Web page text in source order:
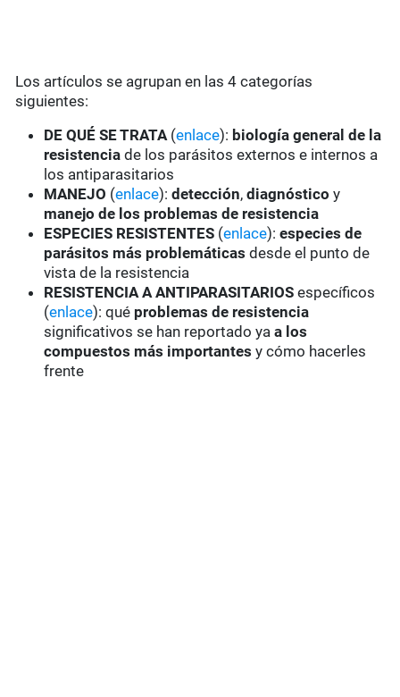
Los artículos se agrupan en las 4 categorías
siguientes:
DE QUÉ SE TRATA (enlace): biología general de la
resistencia de los parásitos externos e internos a
los antiparasitarios
MANEJO (enlace): detección,diagnóstico y
manejo de los problemas de resistencia
ESPECIES RESISTENTES (enlace): especies de
parásitos más problemáticas desde el punto de
vista de la resistencia
RESISTENCIA A ANTIPARASITARIOSespecíficos
(enlace): qué problemas de resistencia
significativos se han reportado yaa los
compuestos más importantes y cómo hacerles
frente